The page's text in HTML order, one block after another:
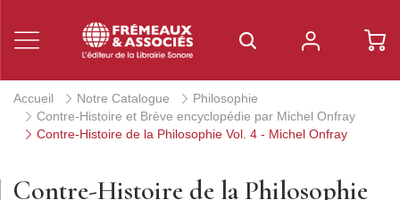
Accueil Notre Catalogue
Philosophie
Contre-Histoire et Brève encyclopédie par Michel Onfray
Contre-Histoire de la Philosophie Vol. 4 - Michel Onfray
Contre-Histoire de la Philosophie